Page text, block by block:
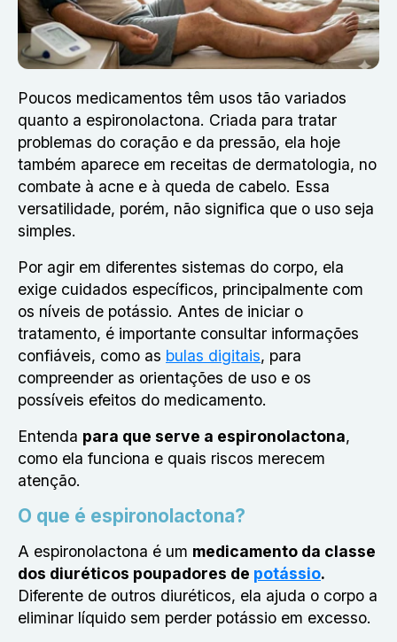
Poucos medicamentos têm usos tão variados
quanto a espironolactona. Criada para tratar
problemas do coração e da pressão, ela hoje
também aparece em receitas de dermatologia, no
combate à acne e à queda de cabelo. Essa
versatilidade, porém, não significa que o uso seja
simples.
Por agir em diferentes sistemas do corpo, ela
exige cuidados específicos, principalmente com
os níveis de potássio. Antes de iniciar o
tratamento, é importante consultar informações
confiáveis, como as bulas digitais, para
compreender as orientações de uso e os
possíveis efeitos do medicamento.
Entenda para que serve a espironolactona,
como ela funciona e quais riscos merecem
atenção.
O que é espironolactona?
A espironolactona é um medicamento da classe
dos diuréticos poupadores de potássio.
Diferente de outros diuréticos, ela ajuda o corpo a
eliminar líquido sem perder potássio em excesso.